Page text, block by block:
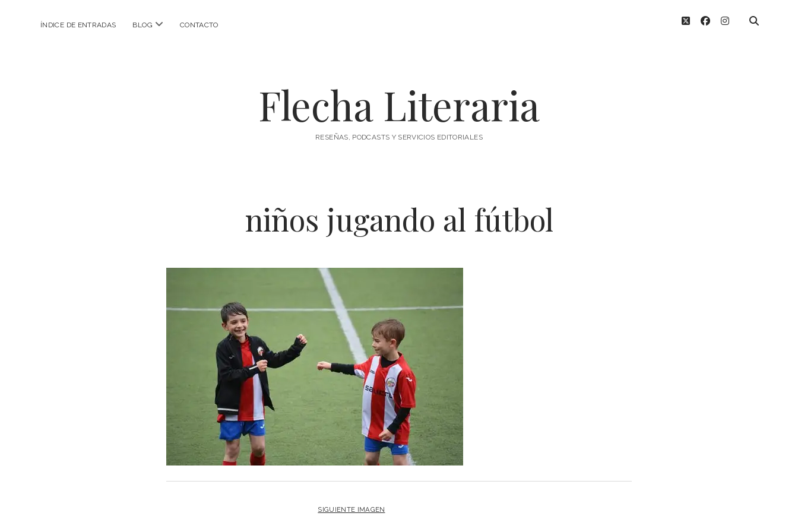
ÍNDICE DE ENTRADAS BLOG abrir
CONTACTO twitterfacebook
instagram
Flecha Literaria
RESEÑAS, PODCASTS Y SERVICIOS EDITORIALES
niños jugando al fútbol
SIGUIENTE IMAGEN